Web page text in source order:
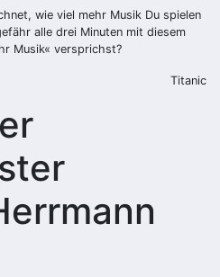
wie viel mehr Musik Du spielen
alle drei Minuten mit diesem
Musik« versprichst?
Titanic